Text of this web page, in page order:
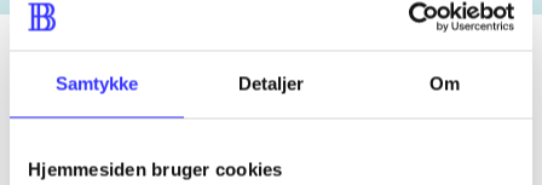
Samtykke Detaljer Om
Hjemmesiden bruger cookies
Artiklen er en del af